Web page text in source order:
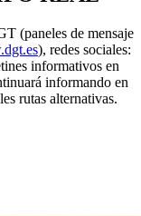
(paneles de mensaje
), redes sociales:
informativos en
informando en
rutas alternativas.